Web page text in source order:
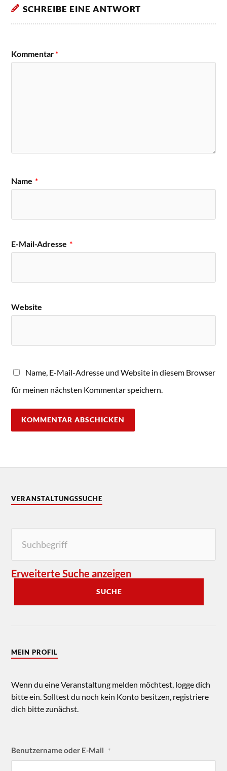
SCHREIBE EINE ANTWORT
Kommentar*
Name *
E-Mail-Adresse *
Website
Name, E-Mail-Adresse und Website in diesem Browser
für meinen nächsten Kommentar speichern.
VERANSTALTUNGSSUCHE
Erweiterte Suche anzeigen
SUCHE
MEIN PROFIL
Wenn du eine Veranstaltung melden möchtest, logge dich
bitte ein. Solltest du noch kein Konto besitzen, registriere
dich bitte zunächst.
Benutzername oder E-Mail *